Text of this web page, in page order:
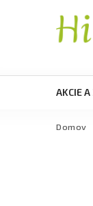
AKCIE
Domov